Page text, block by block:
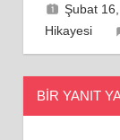
Şubat
Hikayesi
BIR YANIT